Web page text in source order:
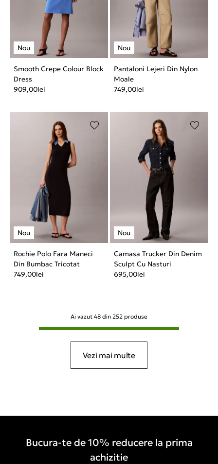
Smooth Crepe Colour Block
Dress
909,00lei
Pantaloni Lejeri Din Nylon
Moale
749,00lei
Rochie Polo Fara Maneci
Din Bumbac Tricotat
749,00lei
Camasa Trucker Din Denim
Sculpt Cu Nasturi
695,00lei
Ai vazut 48 din 252 produse
Vezi mai multe
Bucura-te de 10% reducere la prima
achizitie